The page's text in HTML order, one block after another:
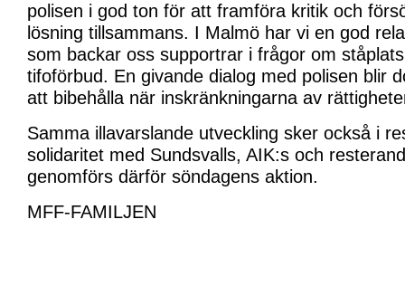
polisen i god ton för att framföra kritik och
lösning tillsammans. I Malmö har vi en god
som backar oss supportrar i frågor om
tifoförbud. En givande dialog med polisen blir
att bibehålla när inskränkningarna av
Samma illavarslande utveckling sker också i
solidaritet med Sundsvalls, AIK:s och
genomförs därför söndagens aktion.
MFF-FAMILJEN